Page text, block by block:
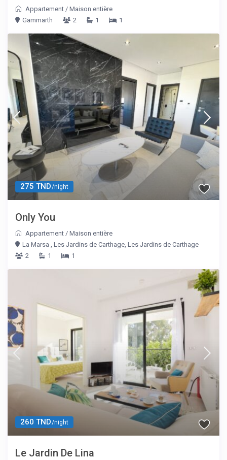
Appartement /Maison entière
Gammarth
2 1 1
275 TND/night
Only You
Appartement /Maison entière
La Marsa , Les Jardins de Carthage, Les Jardins de Carthage
2
1 1
260 TND/night
Le Jardin De Lina